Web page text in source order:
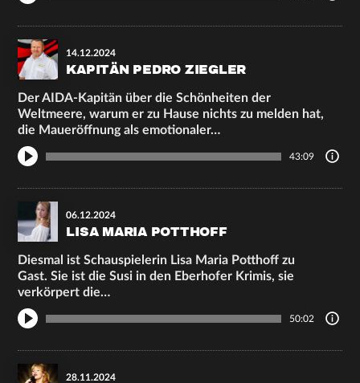
14.12.2024
KAPITÄN PEDRO ZIEGLER
Der AIDA-Kapitän über die Schönheiten der
Weltmeere, warum er zu Hause nichts zu melden hat,
die Maueröffnung als emotionaler…
43:09
06.12.2024
LISA MARIA POTTHOFF
Diesmal ist Schauspielerin Lisa Maria Potthoff zu
Gast. Sie ist die Susi in den Eberhofer Krimis, sie
verkörpert die…
50:02
28.11.2024